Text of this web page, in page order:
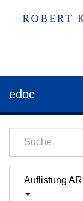
edoc
Auflistung